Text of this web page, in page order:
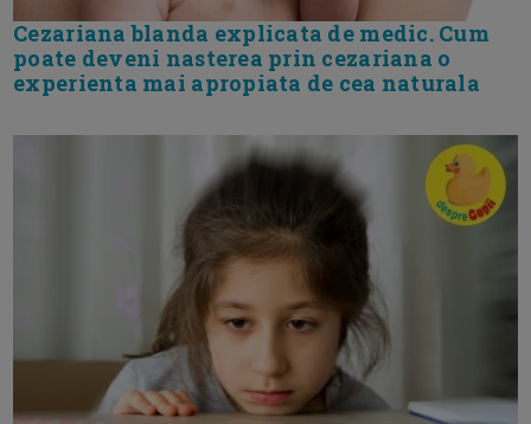
Cezariana blanda explicata de medic. Cum
poate deveni nasterea prin cezariana o
experienta mai apropiata de cea naturala